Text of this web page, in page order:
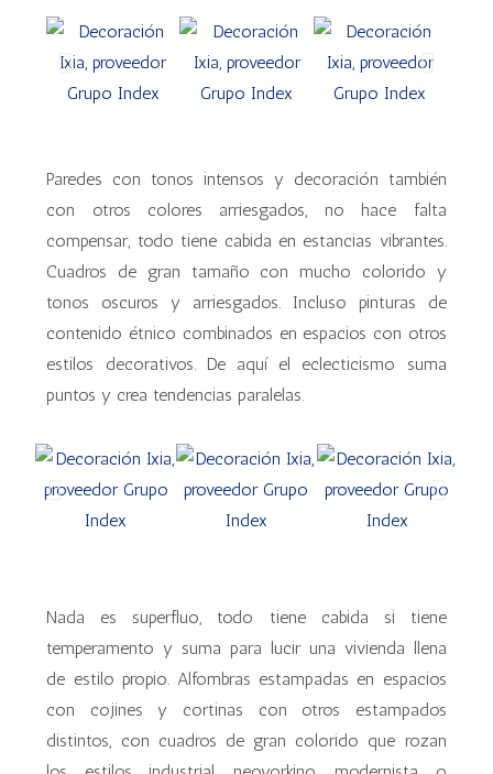
Paredes con tonos intensos y decoración también
con otros colores arriesgados, no hace falta
compensar, todo tiene cabida en estancias vibrantes.
Cuadros de gran tamaño con mucho colorido y
tonos oscuros y arriesgados. Incluso pinturas de
contenido étnico combinados en espacios con otros
estilos decorativos. De aquí el eclecticismo suma
puntos y crea tendencias paralelas.
Nada es superfluo, todo tiene cabida si tiene
temperamento y suma para lucir una vivienda llena
de estilo propio. Alfombras estampadas en espacios
con cojines y cortinas con otros estampados
distintos, con cuadros de gran colorido que rozan